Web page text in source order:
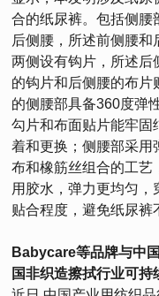
合的纸尿裤。包括侧腰
后侧腰，所述前侧腰
两侧设有钩片，所述后
的钩片和后侧腰的布片
的侧腰部具备360度弹
勾片和布面贴片能牢固
着和更换；侧腰部采用
布和橡筋丝组合的工艺
用胶水，弹力更均匀
贴合程度，避免纸尿裤
Babycare等品牌与中
国非织造擦拭行业可持